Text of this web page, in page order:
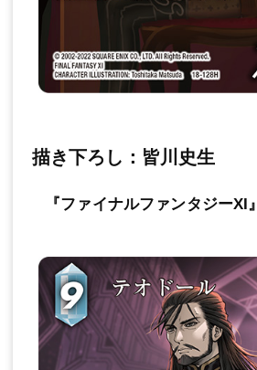
描き下ろし：皆川史生
『ファイナルファンタジーXI』